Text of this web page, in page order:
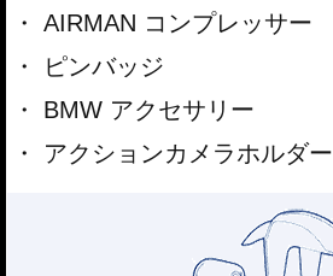
AIRMAN コンプレッサー
ピンバッジ
BMW アクセサリー
アクションカメラホルダー